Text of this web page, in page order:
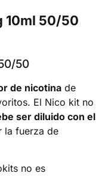
10ml 50/50
50
de nicotina de
El Nico kit no
ser diluido con el
la fuerza de
no es